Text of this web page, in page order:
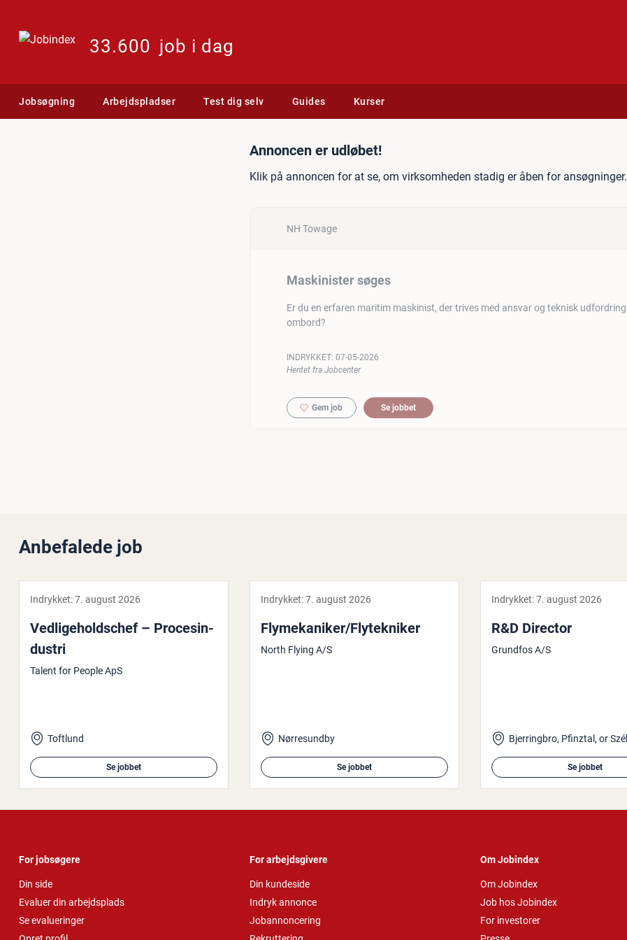
33.600 job i dag
Jobsøgning Arbejdspladser Test dig selv Guides Kurser
Jobannonce: Maskinister søges
Annoncen er udløbet!
Klik på annoncen for at se, om virksomheden stadig er åben for ansøgninger.
NH Towage
Maskinister søges
Er du en erfaren maritim maskinist, der trives med ansvar og teknisk udfordring
ombord?
INDRYKKET: 07-05-2026
Hentet fra Jobcenter
Gem job Se jobbet
Anbefalede job
Indrykket:7. august 2026
Ved­li­ge­holds­chef – Pro­cesin­
du­stri
Talent for People ApS
Toftlund
Se jobbet
Indrykket:7. august 2026
Fly­me­ka­ni­ker/Fly­tek­ni­ker
North Flying A/S
Nørresundby
Se jobbet
Indrykket:7. august 2026
R&D Director
Grundfos A/S
Se jobbet
For jobsøgere
Din side
Evaluer din arbejdsplads
Se evalueringer
For arbejdsgivere
Din kundeside
Indryk annonce
Jobannoncering
Om Jobindex
Om Jobindex
Job hos Jobindex
For investorer